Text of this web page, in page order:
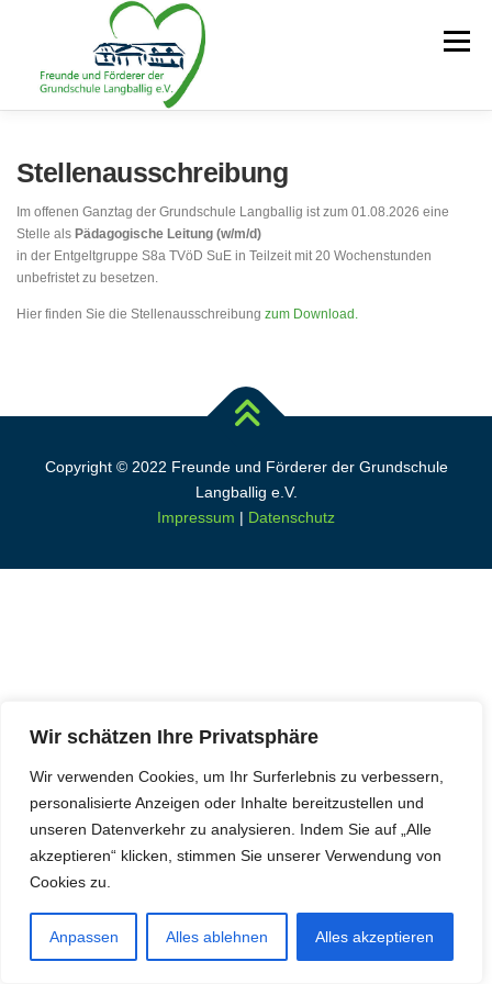
Wir schätzen Ihre Privatsphäre
Wir verwenden Cookies, um Ihr Surferlebnis zu verbessern,
personalisierte Anzeigen oder Inhalte bereitzustellen und
unseren Datenverkehr zu analysieren. Indem Sie auf „Alle
akzeptieren“ klicken, stimmen Sie unserer Verwendung von
Cookies zu.
Anpassen Alles ablehnen Alles akzeptieren
Menü
STARTSEITE RUND UM DEN VEREIN
DOWNLOADS
Stellenausschreibung
Im offenen Ganztag der Grundschule Langballig ist zum 01.08.2026 eine
Stelle als Pädagogische Leitung (w/m/d)
in der Entgeltgruppe S8a TVöD SuE in Teilzeit mit 20 Wochenstunden
unbefristet zu besetzen.
Hier finden Sie die Stellenausschreibung zum Download.
Copyright © 2022 Freunde und Förderer der Grundschule
Langballig e.V.
Impressum | Datenschutz